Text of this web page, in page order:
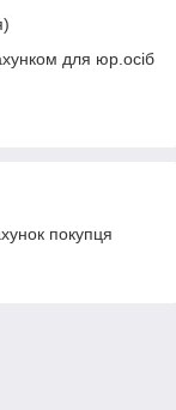
для юр.осіб
покупця